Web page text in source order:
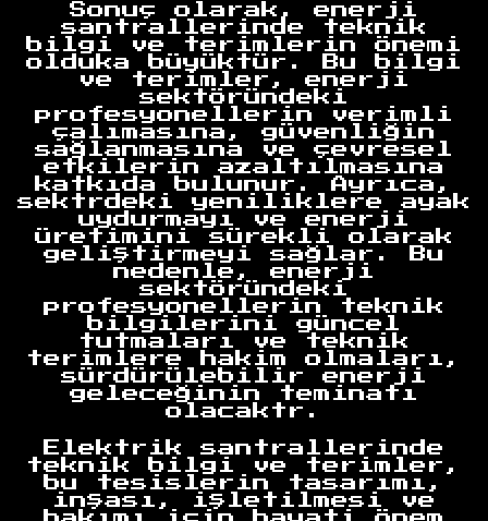
Sonuç olarak, enerji
santrallerinde teknik
bilgi ve terimlerin önemi
olduka büyüktür. Bu bilgi
ve terimler, enerji
sektöründeki
profesyonellerin verimli
çalımasına, güvenliğin
sağlanmasına ve çevresel
etkilerin azaltılmasına
katkıda bulunur. Ayrıca,
sektrdeki yeniliklere ayak
uydurmayı ve enerji
üretimini sürekli olarak
geliştirmeyi sağlar. Bu
nedenle, enerji
sektöründeki
profesyonellerin teknik
bilgilerini güncel
tutmaları ve teknik
terimlere hakim olmaları,
sürdürülebilir enerji
geleceğinin teminatı
olacaktr.
Elektrik santrallerinde
teknik bilgi ve terimler,
bu tesislerin tasarımı,
inşası, işletilmesi ve
Anasayfa